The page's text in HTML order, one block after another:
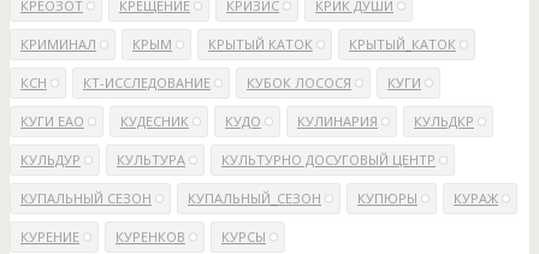
КРЕОЗОТ КРЕЩЕНИЕ КРИЗИС КРИК ДУШИ
КРИМИНАЛ КРЫМ КРЫТЫЙ КАТОК КРЫТЫЙ_КАТОК
КСН КТ-ИССЛЕДОВАНИЕ КУБОК ЛОСОСЯ КУГИ
КУГИ ЕАО КУДЕСНИК КУДО КУЛИНАРИЯ КУЛЬДКР
КУЛЬДУР КУЛЬТУРА КУЛЬТУРНО ДОСУГОВЫЙ ЦЕНТР
КУПАЛЬНЫЙ СЕЗОН КУПАЛЬНЫЙ_СЕЗОН КУПЮРЫ КУРАЖ
КУРЕНИЕ КУРЕНКОВ КУРСЫ